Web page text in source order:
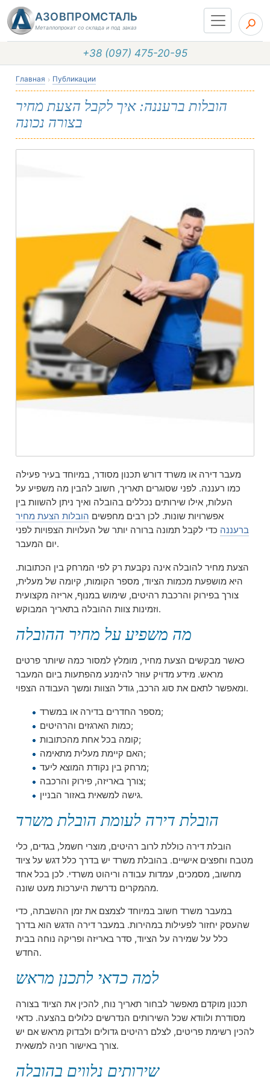
АЗОВПРОМСТАЛЬ
Металлопрокат со склада и под заказ
+38 (097) 475-20-95
Главная Публикации
הובלות ברעננה: איך לקבל הצעת מחיר
בצורה נכונה
מעבר דירה או משרד דורש תכנון מסודר, במיוחד בעיר פעילה
כמו רעננה. לפני שסוגרים תאריך, חשוב להבין מה משפיע על
העלות, אילו שירותים נכללים בהובלה ואיך ניתן להשוות בין
אפשרויות שונות. לכן רבים מחפשים הובלות הצעת מחיר
ברעננה כדי לקבל תמונה ברורה יותר של העלויות הצפויות לפני
יום המעבר.
הצעת מחיר להובלה אינה נקבעת רק לפי המרחק בין הכתובות.
היא מושפעת מכמות הציוד, מספר הקומות, קיומה של מעלית,
צורך בפירוק והרכבת רהיטים, שימוש במנוף, אריזה מקצועית
וזמינות צוות ההובלה בתאריך המבוקש.
מה משפיע על מחיר ההובלה
כאשר מבקשים הצעת מחיר, מומלץ למסור כמה שיותר פרטים
מראש. מידע מדויק עוזר להימנע מהפתעות ביום המעבר
ומאפשר לתאם את סוג הרכב, גודל הצוות ומשך העבודה הצפוי.
מספר החדרים בדירה או במשרד;
כמות הארגזים והרהיטים;
קומה בכל אחת מהכתובות;
האם קיימת מעלית מתאימה;
מרחק בין נקודת המוצא ליעד;
צורך באריזה, פירוק והרכבה;
גישה למשאית באזור הבניין.
הובלת דירה לעומת הובלת משרד
הובלת דירה כוללת לרוב רהיטים, מוצרי חשמל, בגדים, כלי
מטבח וחפצים אישיים. בהובלת משרד יש בדרך כלל דגש על ציוד
מחשוב, מסמכים, עמדות עבודה וריהוט משרדי. לכן בכל אחד
מהמקרים נדרשת היערכות מעט שונה.
במעבר משרד חשוב במיוחד לצמצם את זמן ההשבתה, כדי
שהעסק יחזור לפעילות במהירות. במעבר דירה הדגש הוא בדרך
כלל על שמירה על הציוד, סדר באריזה ופריקה נוחה בבית
החדש.
למה כדאי לתכנן מראש
תכנון מוקדם מאפשר לבחור תאריך נוח, להכין את הציוד בצורה
מסודרת ולוודא שכל השירותים הנדרשים כלולים בהצעה. כדאי
להכין רשימת פריטים, לצלם רהיטים גדולים ולבדוק מראש אם יש
צורך באישור חניה למשאית.
שירותים נלווים בהובלה